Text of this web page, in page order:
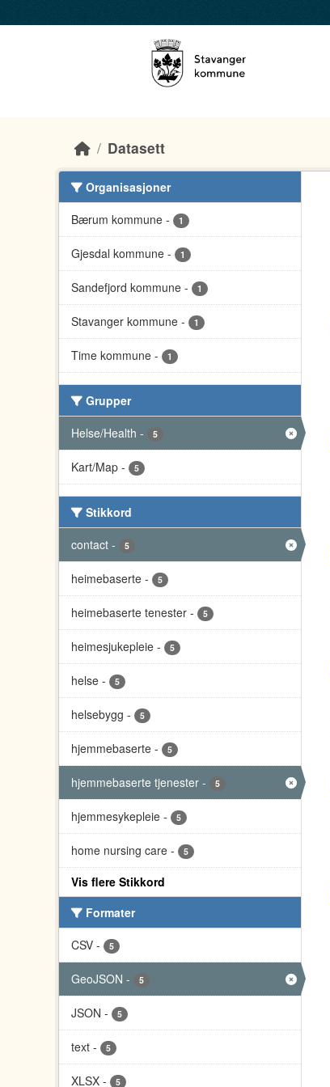
Datasett
Organisasjoner
Bærum kommune - 1
Gjesdal kommune - 1
Sandefjord kommune - 1
Stavanger kommune - 1
Time kommune - 1
Grupper
Helse/Health - 5
Kart/Map - 5
Stikkord
contact - 5
heimebaserte - 5
heimebaserte tenester - 5
heimesjukepleie - 5
helse - 5
helsebygg - 5
hjemmebaserte - 5
hjemmebaserte tjenester - 5
hjemmesykepleie - 5
home nursing care - 5
Vis flere Stikkord
Formater
CSV - 5
GeoJSON - 5
JSON - 5
text - 5
XLSX - 5